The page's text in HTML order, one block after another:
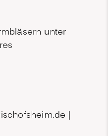
unter
|